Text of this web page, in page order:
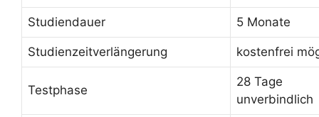
Studiendauer 5 Monate
Studienzeitverlängerung kostenfrei
Testphase
28 Tage
unverbindlich